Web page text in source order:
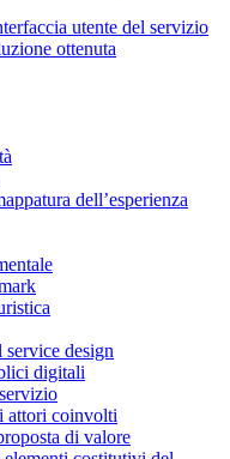
utente del servizio
ottenuta
dell’esperienza
design
digitali
attori coinvolti
di valore